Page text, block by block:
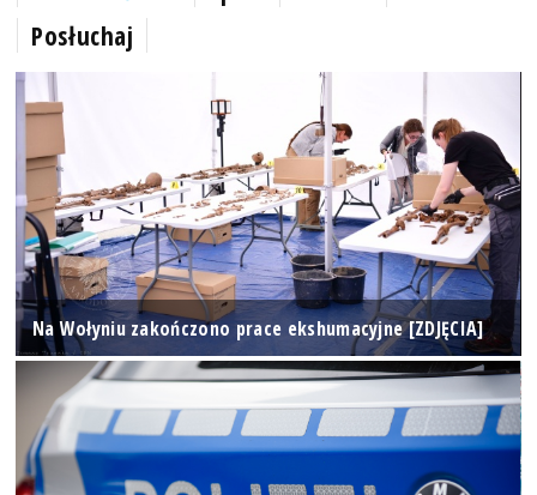
Posłuchaj
Na Wołyniu zakończono prace ekshumacyjne [ZDJĘCIA]